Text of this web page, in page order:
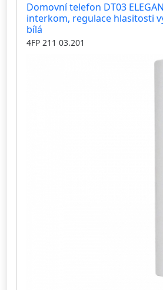
Domovní telefon DT03
interkom, regulace hlasitosti
bílá
4FP 211 03.201